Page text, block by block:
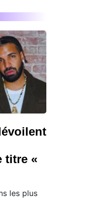
titre «
les plus